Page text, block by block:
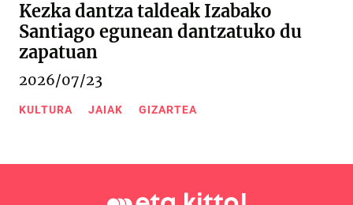
Kezka dantza taldeak Izabako
Santiago egunean dantzatuko du
zapatuan
2026/07/23
KULTURA JAIAK GIZARTEA